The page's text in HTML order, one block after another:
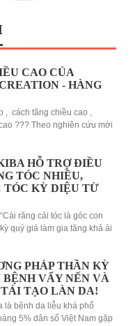
CAO CỦA
- HÀNG
, cách tăng chiều cao ,
??? Theo nghiên cứu mới
HỖ TRỢ ĐIỀU
TÓC NHIỀU,
TÓC KỲ DIỆU TỪ
răng cái tóc là góc con
quý giá làm gia tăng khả ái
PHÁP THẦN KỲ
VẨY NẾN VÀ
TẠO LÀN DA!
là bệnh da liễu khá phổ
5% dân số Việt Nam gặp